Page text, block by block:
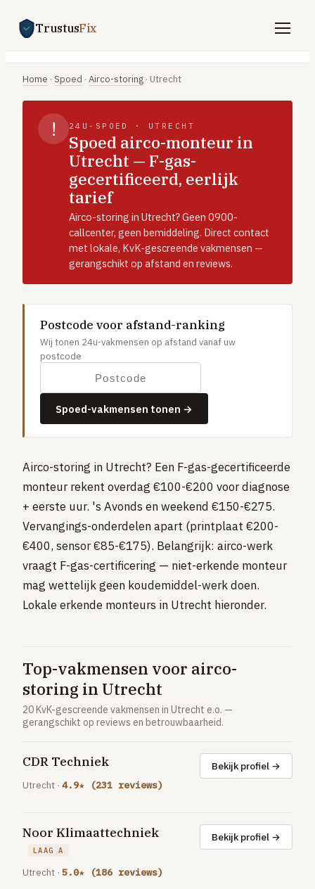
TrustusFix
Gratis offertes aanvragen
Vind een vakman
Klussen
SPOED 24/7
CV-storing
Airco-storing
Warmtepomp-storing
Daklekkage
Afvoer verstopt
Gaslucht
Stroom uitgevallen
Badkamer renovatie
Dakkapel plaatsen
Dak renovatie
TUIN
Tuin aanleg of renovatie
VERWARMING & KLIMAAT
CV-ketel vervangen
Airco installeren
Thermostaat installeren
ENERGIE
Spouwmuur isoleren
ELEKTRA
Elektra uitbreiden
Volledig overzicht — alle 23 klussen & prijsranges →
Home · Spoed · Airco-storing · Utrecht
! 24U-SPOED · UTRECHT
Spoed airco-monteur in
Utrecht — F-gas-
gecertificeerd, eerlijk
tarief
Airco-storing in Utrecht? Geen 0900-
callcenter, geen bemiddeling. Direct contact
met lokale, KvK-gescreende vakmensen —
gerangschikt op afstand en reviews.
Postcode voor afstand-ranking
Wij tonen 24u-vakmensen op afstand vanaf uw
postcode
Spoed-vakmensen tonen →
Airco-storing in Utrecht? Een F-gas-gecertificeerde
monteur rekent overdag €100-€200 voor diagnose
+ eerste uur. 's Avonds en weekend €150-€275.
Vervangings-onderdelen apart (printplaat €200-
€400, sensor €85-€175). Belangrijk: airco-werk
vraagt F-gas-certificering — niet-erkende monteur
mag wettelijk geen koudemiddel-werk doen.
Lokale erkende monteurs in Utrecht hieronder.
Top-vakmensen voor airco-
storing in Utrecht
20 KvK-gescreende vakmensen in Utrecht e.o. —
gerangschikt op reviews en betrouwbaarheid.
CDR Techniek
Utrecht · 4.9★ (231 reviews)
Bekijk profiel →
Noor Klimaattechniek
LAAG A
Utrecht · 5.0★ (186 reviews)
Bekijk profiel →